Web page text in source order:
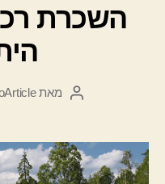
השכרת
המחבר
מאת